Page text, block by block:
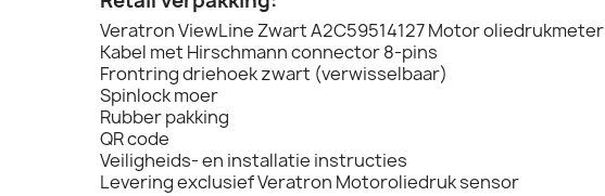
Veratron ViewLine Zwart A2C59514127 Motor oliedrukmeter
Kabel met Hirschmann connector 8-pins
Frontring driehoek zwart (verwisselbaar)
Spinlock moer
Rubber pakking
QR code
Veiligheids- en installatie instructies
Levering exclusief Veratron Motoroliedruk sensor